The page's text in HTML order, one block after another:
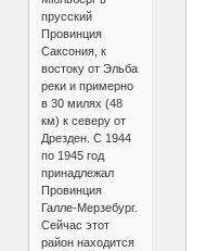
прусский
Провинция
Саксония, к
востоку от Эльба
реки и примерно
в 30 милях (48
км) к северу от
Дрезден. С 1944
по 1945 год
принадлежал
Провинция
Галле-Мерзебург.
Сейчас этот
район находится